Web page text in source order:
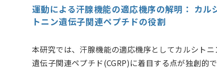
運動による汗腺機能の適応機序の解明： カル
トニン遺伝子関連ペプチドの役割
本研究では、汗腺機能の適応機序としてカルシトニ
遺伝子関連ペプチド(CGRP)に着目する点が独創的